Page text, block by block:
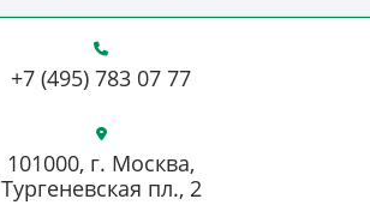
+7 (495) 783 07 77
101000, г. Москва,
Тургеневская пл., 2